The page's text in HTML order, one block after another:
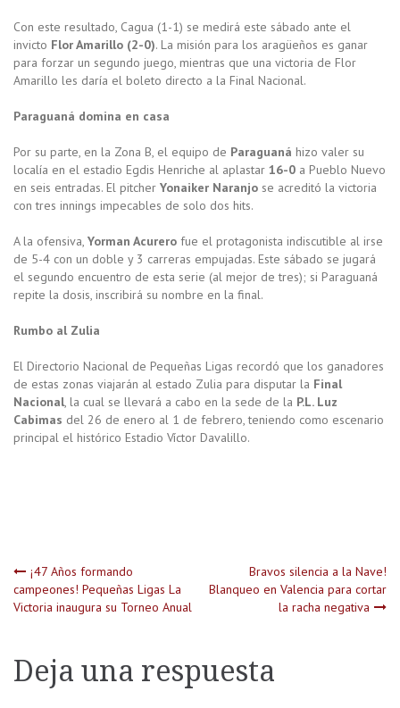
Con este resultado, Cagua (1-1) se medirá este sábado ante el
invicto Flor Amarillo (2-0). La misión para los aragüeños es ganar
para forzar un segundo juego, mientras que una victoria de Flor
Amarillo les daría el boleto directo a la Final Nacional.
Paraguaná domina en casa
Por su parte, en la Zona B, el equipo de Paraguaná hizo valer su
localía en el estadio Egdis Henriche al aplastar 16-0 a Pueblo Nuevo
en seis entradas. El pitcher Yonaiker Naranjo se acreditó la victoria
con tres innings impecables de solo dos hits.
A la ofensiva, Yorman Acurero fue el protagonista indiscutible al irse
de 5-4 con un doble y 3 carreras empujadas. Este sábado se jugará
el segundo encuentro de esta serie (al mejor de tres); si Paraguaná
repite la dosis, inscribirá su nombre en la final.
Rumbo al Zulia
El Directorio Nacional de Pequeñas Ligas recordó que los ganadores
de estas zonas viajarán al estado Zulia para disputar la Final
Nacional, la cual se llevará a cabo en la sede de la P.L. Luz
Cabimas del 26 de enero al 1 de febrero, teniendo como escenario
principal el histórico Estadio Víctor Davalillo.
Navegación
de
entradas
¡47 Años formando
campeones! Pequeñas Ligas La
Victoria inaugura su Torneo Anual
Bravos silencia a la Nave!
Blanqueo en Valencia para cortar
la racha negativa
Deja una respuesta